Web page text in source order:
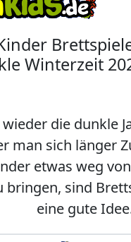
Winterzeit
die dunkle
man sich länger
etwas weg
bringen, sind
eine gute